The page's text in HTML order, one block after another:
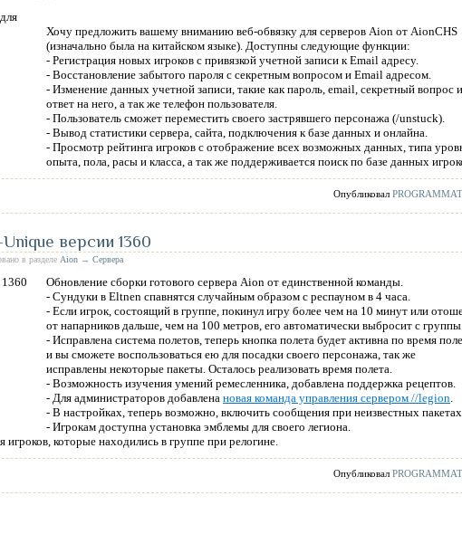
Хочу предложить вашему вниманию веб-обвязку для серверов Aion от AionCHS
(изначально была на китайском языке). Доступны следующие функции:
- Регистрация новых игроков с привязкой учетной записи к Email адресу.
- Восстановление забытого пароля с секретным вопросом и Email адресом.
- Изменение данных учетной записи, такие как пароль, email, секретный вопрос и
ответ на него, а так же телефон пользователя.
- Пользователь сможет переместить своего застрявшего персонажа (/unstuck).
- Вывод статистики сервера, сайта, подключения к базе данных и онлайна.
- Просмотр рейтинга игроков с отображение всех возможных данных, типа
опыта, пола, расы и класса, а так же поддерживается поиск по базе данных
Опубликовал
версии 1360
в разделе Aion → Сервера
Обновление сборки готового сервера Aion от единственной команды.
- Сундуки в Eltnen спавнятся случайным образом с респауном в 4 часа.
- Если игрок, состоящий в группе, покинул игру более чем на 10 минут или
от напарников дальше, чем на 100 метров, его автоматически выбросит с
- Исправлена система полетов, теперь кнопка полета будет активна по время
и вы сможете воспользоваться ею для посадки своего персонажа, так же
исправлены некоторые пакеты. Осталось реализовать время полета.
- Возможность изучения умений ремесленника, добавлена поддержка рецептов.
- Для администраторов добавлена новая команда управления сервером //legion.
- В настройках, теперь возможно, включить сообщения при неизвестных
- Игрокам доступна установка эмблемы для своего легиона.
игроков, которые находились в группе при релогине.
Опубликовал